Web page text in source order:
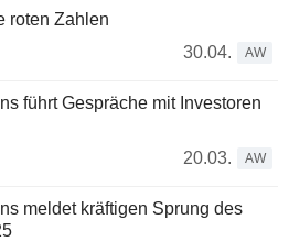
roten Zahlen
30.04.
AW
führt Gespräche mit Investoren
20.03.
AW
meldet kräftigen Sprung des